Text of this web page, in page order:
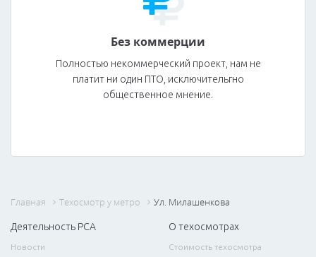
Без коммерции
Полностью некоммерческий проект, нам не
платит ни один ПТО, исключительгно
общественное мнение.
Главная Техосмотр у метро Ул. Милашенкова
Деятельность РСА
Новости
О техосмотрах
Стоимость техосмотра